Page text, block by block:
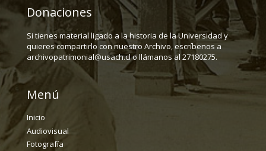
Donaciones
Si tienes material ligado a la historia de la Universidad y
quieres compartirlo con nuestro Archivo, escríbenos a
archivopatrimonial@usach.cl o llámanos al 27180275.
Menú
Inicio
Audiovisual
Fotografía